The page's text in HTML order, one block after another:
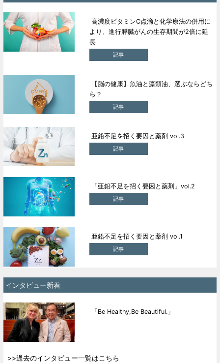
高濃度ビタミンC点滴と化学療法の併用に
より、進行膵臓がんの生存期間が2倍に延
長
記事
【脳の健康】魚油と藻類油、選ぶならどち
ら？
記事
亜鉛不足を招く要因と薬剤 vol.3
記事
「亜鉛不足を招く要因と薬剤」vol.2
記事
亜鉛不足を招く要因と薬剤 vol.1
記事
インタビュー新着
「Be Healthy,Be Beautiful.」
>>過去のインタビュー一覧はこちら